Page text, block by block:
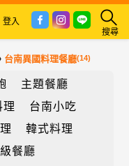
搜尋
登入
台南異國料理餐廳(14)
主題餐廳
理
台南小吃
韓式料理
餐廳